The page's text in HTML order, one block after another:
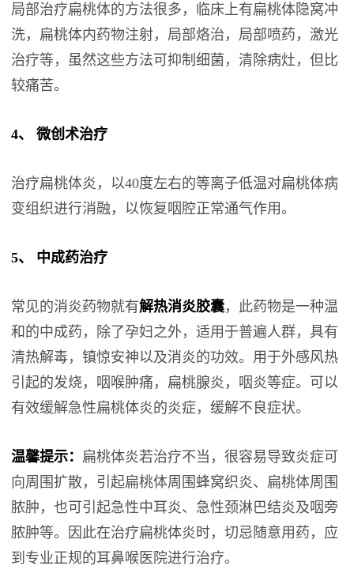
局部治疗扁桃体的方法很多，临床上有扁桃体隐窝冲
洗，扁桃体内药物注射，局部烙治，局部喷药，激光
治疗等，虽然这些方法可抑制细菌，清除病灶，但比
较痛苦。
4、 微创术治疗
治疗扁桃体炎，以40度左右的等离子低温对扁桃体病
变组织进行消融，以恢复咽腔正常通气作用。
5、 中成药治疗
常见的消炎药物就有解热消炎胶囊，此药物是一种温
和的中成药，除了孕妇之外，适用于普遍人群，具有
清热解毒，镇惊安神以及消炎的功效。用于外感风热
引起的发烧，咽喉肿痛，扁桃腺炎，咽炎等症。可以
有效缓解急性扁桃体炎的炎症，缓解不良症状。
温馨提示： 扁桃体炎若治疗不当，很容易导致炎症可
向周围扩散，引起扁桃体周围蜂窝织炎、扁桃体周围
脓肿，也可引起急性中耳炎、急性颈淋巴结炎及咽旁
脓肿等。因此在治疗扁桃体炎时，切忌随意用药，应
到专业正规的耳鼻喉医院进行治疗。